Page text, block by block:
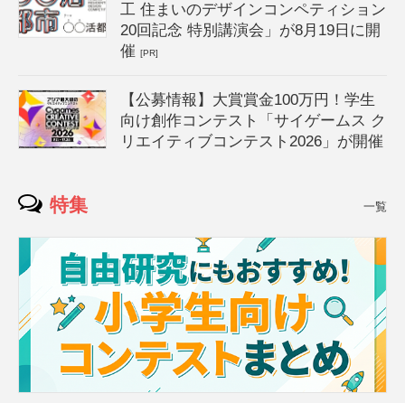
工 住まいのデザインコンペティション
20回記念 特別講演会」が8月19日に開
催[PR]
【公募情報】大賞賞金100万円！学生
向け創作コンテスト「サイゲームス ク
リエイティブコンテスト2026」が開催
特集 一覧